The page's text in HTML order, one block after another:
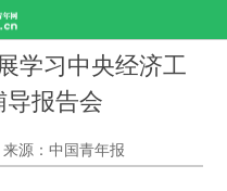
学习中央经济工
报告会
来源：中国青年报